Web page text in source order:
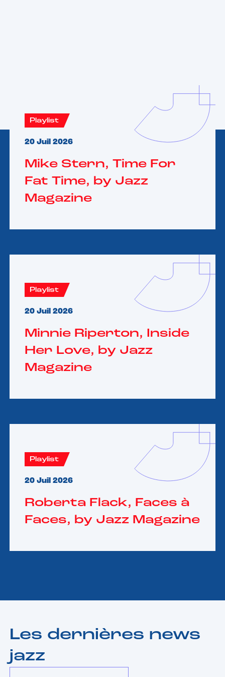
Playlist
20 Juil 2026
Mike Stern, Time For
Fat Time, by Jazz
Magazine
Playlist
20 Juil 2026
Minnie Riperton, Inside
Her Love, by Jazz
Magazine
Playlist
20 Juil 2026
Roberta Flack, Faces à
Faces, by Jazz Magazine
Les dernières news
jazz